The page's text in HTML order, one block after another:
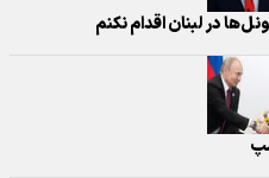
در لبنان اقدام نکنم